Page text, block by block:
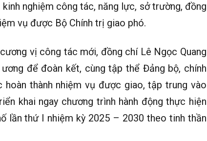
nghiệm công tác, năng lực, sở trường, đồng
vụ được Bộ Chính trị giao phó.
vị công tác mới, đồng chí Lê Ngọc Quang
để đoàn kết, cùng tập thể Đảng bộ, chính
hoàn thành nhiệm vụ được giao, tập trung vào
khai ngay chương trình hành động thực hiện
lần thứ I nhiệm kỳ 2025 – 2030 theo tinh thần